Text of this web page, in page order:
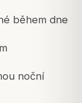
během dne
noční